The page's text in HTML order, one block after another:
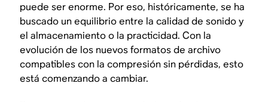
puede ser enorme. Por eso, históricamente, se ha
buscado un equilibrio entre la calidad de sonido y
el almacenamiento o la practicidad. Con la
evolución de los nuevos formatos de archivo
compatibles con la compresión sin pérdidas, esto
está comenzando a cambiar.